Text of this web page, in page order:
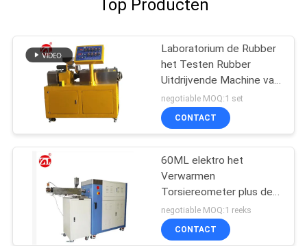
Top Producten
Laboratorium de Rubber
het Testen Rubber
Uitdrijvende Machine van
de Machine
Tweelingschroef voor
pvc-de PA van PC
negotiable MOQ:1 set
CONTACT
60ML elektro het
Verwarmen
Torsiereometer plus de
Waaier 0-300Nm van de
Mixertorsie
negotiable MOQ:1 reeks
CONTACT